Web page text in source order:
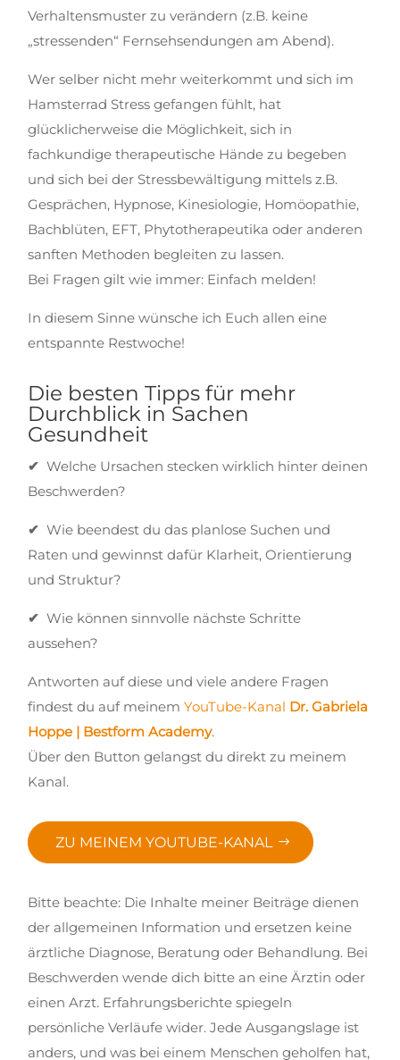
Verhaltensmuster zu verändern (z.B. keine
„stressenden“ Fernsehsendungen am Abend).
Wer selber nicht mehr weiterkommt und sich im
Hamsterrad Stress gefangen fühlt, hat
glücklicherweise die Möglichkeit, sich in
fachkundige therapeutische Hände zu begeben
und sich bei der Stressbewältigung mittels z.B.
Gesprächen, Hypnose, Kinesiologie, Homöopathie,
Bachblüten, EFT, Phytotherapeutika oder anderen
sanften Methoden begleiten zu lassen.
Bei Fragen gilt wie immer: Einfach melden!
In diesem Sinne wünsche ich Euch allen eine
entspannte Restwoche!
Die besten Tipps für mehr
Durchblick in Sachen
Gesundheit
✔ Welche Ursachen stecken wirklich hinter deinen
Beschwerden?
✔ Wie beendest du das planlose Suchen und
Raten und gewinnst dafür Klarheit, Orientierung
und Struktur?
✔ Wie können sinnvolle nächste Schritte
aussehen?
Antworten auf diese und viele andere Fragen
findest du auf meinemYouTube-Kanal Dr. Gabriela
Hoppe | Bestform Academy.
Über den Button gelangst du direkt zu meinem
Kanal.
ZU MEINEM YOUTUBE-KANAL
Bitte beachte: Die Inhalte meiner Beiträge dienen
der allgemeinen Information und ersetzen keine
ärztliche Diagnose, Beratung oder Behandlung. Bei
Beschwerden wende dich bitte an eine Ärztin oder
einen Arzt. Erfahrungsberichte spiegeln
persönliche Verläufe wider. Jede Ausgangslage ist
anders, und was bei einem Menschen geholfen hat,